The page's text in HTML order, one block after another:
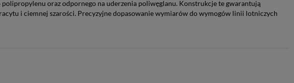
oraz odpornego na uderzenia poliwęglanu. Konstrukcje te gwarantują
i ciemnej szarości. Precyzyjne dopasowanie wymiarów do wymogów linii lotniczych